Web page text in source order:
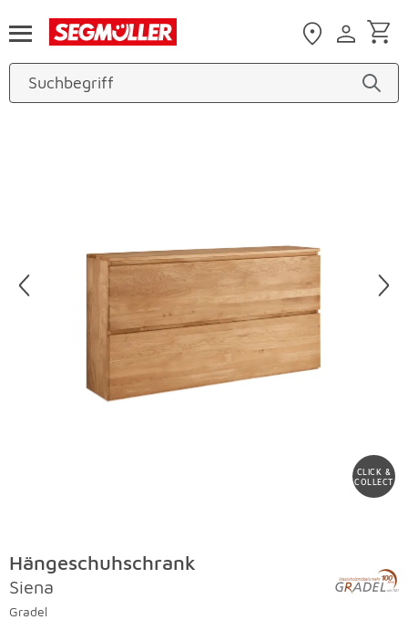
CLICK &
COLLECT
Hängeschuhschrank
Siena
Gradel